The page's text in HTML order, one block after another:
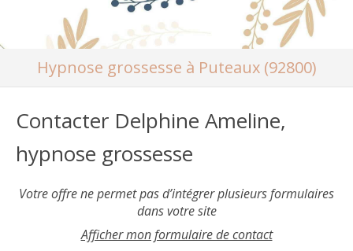
Hypnose grossesse à Puteaux (92800)
Contacter Delphine Ameline,
hypnose grossesse
Votre offre ne permet pas d’intégrer plusieurs formulaires
dans votre site
Afficher mon formulaire de contact